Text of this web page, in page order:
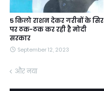
5 किलो राशन देकर गरीबों के सिर
पर ठक-ठक कर रही है मोदी
सरकार
September 12, 2023
और नया